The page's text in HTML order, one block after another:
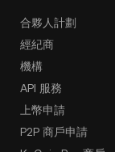
合夥人計劃
經紀商
機構
API 服務
上幣申請
P2P 商戶申請